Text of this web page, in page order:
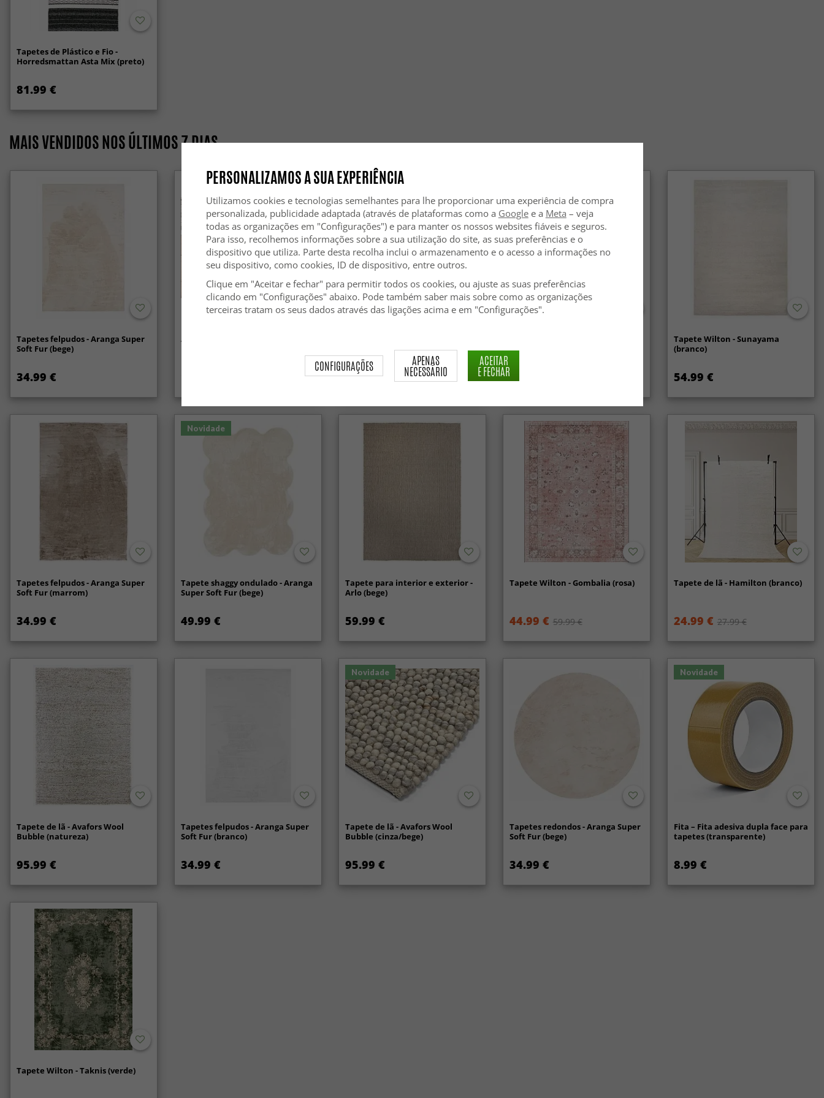
Tapetes de Plástico e Fio -
Horredsmattan Asta Mix (preto)
81.99 €
MAIS VENDIDOS NOS ÚLTIMOS 7 DIAS
Tapetes felpudos - Aranga Super
Soft Fur (bege)
34.99 €
Anti-slip/Halkskydd
Bubble (bege)
84.99 € 84.99 €
Tapete Wilton - Sunayama
(branco)
54.99 €
Tapetes felpudos - Aranga Super
Soft Fur (marrom)
34.99 €
Novidade
Tapete shaggy ondulado - Aranga
Super Soft Fur (bege)
49.99 €
Tapete para interior e exterior -
Arlo (bege)
59.99 €
Tapete Wilton - Gombalia (rosa)
44.99 € 59.99 €
Tapete de lã - Hamilton (branco)
24.99 € 27.99 €
Tapete de lã - Avafors Wool
Bubble (natureza)
95.99 €
Tapetes felpudos - Aranga Super
Soft Fur (branco)
34.99 €
Novidade
Tapete de lã - Avafors Wool
Bubble (cinza/bege)
95.99 €
Tapetes redondos - Aranga Super
Soft Fur (bege)
34.99 €
Novidade
Fita – Fita adesiva dupla face para
tapetes (transparente)
8.99 €
Tapete Wilton - Taknis (verde)
PERSONALIZAMOS A SUA EXPERIÊNCIA
Utilizamos cookies e tecnologias semelhantes para lhe proporcionar uma experiência de compra
personalizada, publicidade adaptada (através de plataformas como a Googlee a Meta – veja
todas as organizações em "Configurações") e para manter os nossos websites fiáveis e seguros.
Para isso, recolhemos informações sobre a sua utilização do site, as suas preferências e o
dispositivo que utiliza. Parte desta recolha inclui o armazenamento e o acesso a informações no
seu dispositivo, como cookies, ID de dispositivo, entre outros.
Clique em "Aceitar e fechar" para permitir todos os cookies, ou ajuste as suas preferências
clicando em "Configurações" abaixo. Pode também saber mais sobre como as organizações
terceiras tratam os seus dados através das ligações acima e em "Configurações".
CONFIGURAÇÕES APENAS
NECESSÁRIO
ACEITAR
E FECHAR